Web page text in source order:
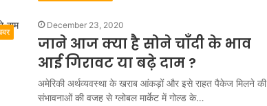
December 23, 2020
जाने आज क्या है सोने चाँदी के भाव
आई गिरावट या बढ़े दाम ?
अमेरिकी अर्थव्यवस्था के खराब आंकड़ों और इसे राहत पैकेज मिलने की
संभावनाओं की वजह से ग्लोबल मार्केट में गोल्ड के…